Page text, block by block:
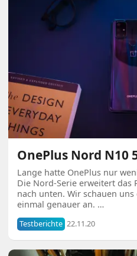
OnePlus Nord N10
Lange hatte OnePlus nur
Die Nord-Serie erweitert das
nach unten. Wir schauen
einmal genauer an. …
Testberichte 22.11.20